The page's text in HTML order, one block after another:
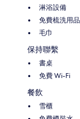
淋浴設備
免費梳洗用品
毛巾
保持聯繫
書桌
免費 Wi-Fi
餐飲
雪櫃